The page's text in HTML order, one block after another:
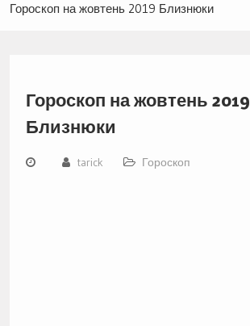
Гороскоп на жовтень 2019 Близнюки
Гороскоп на жовтень 2019
Близнюки
tarick Гороскоп